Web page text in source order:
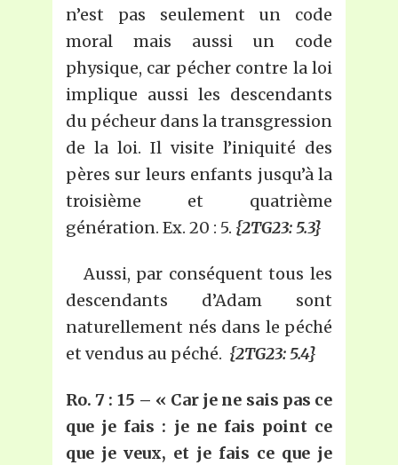
n’est pas seulement un code
moral mais aussi un code
physique, car pécher contre la loi
implique aussi les descendants
du pécheur dans la transgression
de la loi. Il visite l’iniquité des
pères sur leurs enfants jusqu’à la
troisième et quatrième
génération. Ex. 20 : 5. {2TG23: 5.3}
Aussi, par conséquent tous les
descendants d’Adam sont
naturellement nés dans le péché
et vendus au péché. {2TG23: 5.4}
Ro. 7 : 15 – « Car je ne sais pas ce
que je fais : je ne fais point ce
que je veux, et je fais ce que je